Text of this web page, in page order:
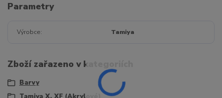
Parametry
Výrobce Tamiya
Zboží zařazeno v kategoriích
Barvy